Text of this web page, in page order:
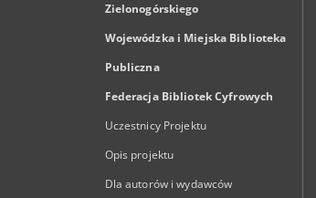
Zielonogórskiego
Wojewódzka i Miejska Biblioteka
Publiczna
Federacja Bibliotek Cyfrowych
Uczestnicy Projektu
Opis projektu
Dla autorów i wydawców